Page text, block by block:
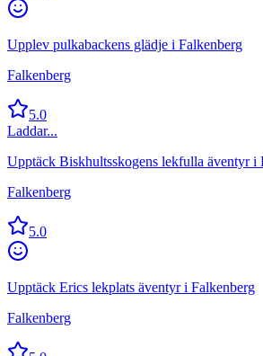
Upplev pulkabackens glädje i Falkenberg
Falkenberg
5.0
Laddar...
Upptäck Biskhultsskogens lekfulla äventyr i
Falkenberg
5.0
Upptäck Erics lekplats äventyr i Falkenberg
Falkenberg